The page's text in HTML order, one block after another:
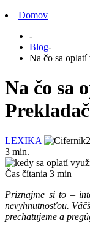
Domov
-
Blog-
Na čo sa
Na čo sa
LEXIKA
3 min.
Čas čítania 3 min
Priznajme si to –
nevyhnutnosťou.
prechatujeme a